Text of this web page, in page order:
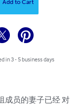
Add to Cart
in 3 - 5 business days
成员的妻子已经 对